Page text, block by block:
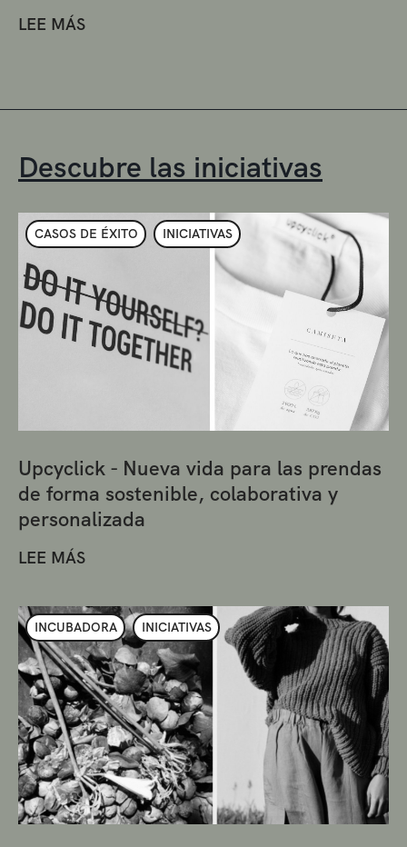
LEE MÁS
Descubre las iniciativas
CASOS DE ÉXITO INICIATIVAS
Upcyclick - Nueva vida para las prendas
de forma sostenible, colaborativa y
personalizada
LEE MÁS
INCUBADORA INICIATIVAS